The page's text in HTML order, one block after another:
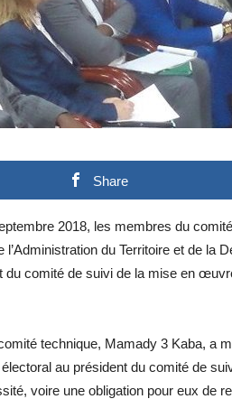
Share
2018, les membres du
l’Administration du Territoire et de la
du comité de suivi de la mise en
technique, Mamady 3 Kaba, a
électoral au président du comité de
voire une obligation pour eux de